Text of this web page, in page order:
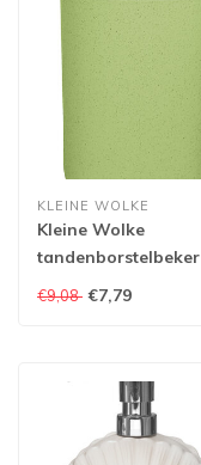
KLEINE WOLKE
Kleine Wolke
tandenborstelbeker
Belgrano
€9,08 €7,79